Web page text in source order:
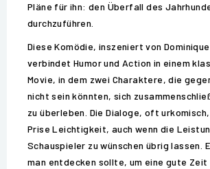
Pläne für ihn: den Überfall des
durchzuführen.
Diese Komödie, inszeniert von
verbindet Humor und Action in einem
Movie, in dem zwei Charaktere, die
nicht sein könnten, sich
zu überleben. Die Dialoge, oft
Prise Leichtigkeit, auch wenn die
Schauspieler zu wünschen übrig lassen.
man entdecken sollte, um eine gute Zeit